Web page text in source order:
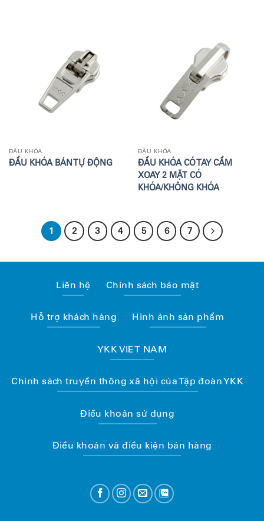
ĐẦU KHÓA
ĐẦU KHÓA BÁN TỰ ĐỘNG
ĐẦU KHÓA
ĐẦU KHÓA CÓ TAY CẦM
XOAY 2 MẶT CÓ
KHÓA/KHÔNG KHÓA
1 2 3 4 5 6 7
Liên hệ Chính sách bảo mật
Hỗ trợ khách hàng Hình ảnh sản phẩm
YKK VIET NAM
Chính sách truyền thông xã hội của Tập đoàn YKK
Điều khoản sử dụng
Điều khoản và điều kiện bán hàng